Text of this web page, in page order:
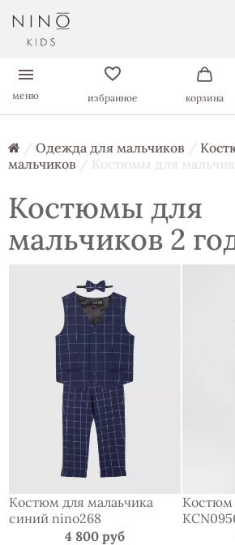
меню избранное корзина
/ Одежда для мальчиков /
мальчиков / Костюмы для
Костюмы для
мальчиков 2
Костюм для малаьчика
синий nino268
4 800 руб
Костюм